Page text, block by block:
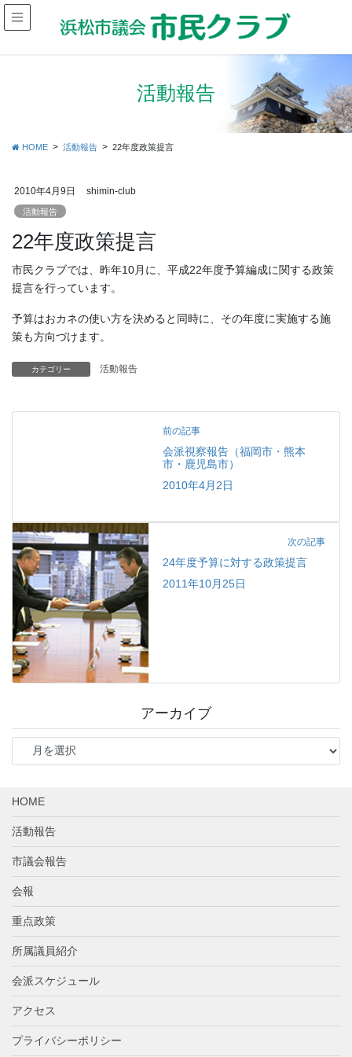
活動報告
HOME 活動報告 22年度政策提言
2010年4月9日 shimin-club
活動報告
22年度政策提言
市民クラブでは、昨年10月に、平成22年度予算編成に関する政策
提言を行っています。
予算はおカネの使い方を決めると同時に、その年度に実施する施
策も方向づけます。
カテゴリー 活動報告
前の記事
会派視察報告（福岡市・熊本
市・鹿児島市）
2010年4月2日
次の記事
24年度予算に対する政策提言
2011年10月25日
アーカイブ
ア
カ
ブ
HOME
活動報告
市議会報告
会報
重点政策
所属議員紹介
会派スケジュール
アクセス
プライバシーポリシー